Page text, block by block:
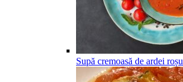
Supă cremoasă de ardei roșu